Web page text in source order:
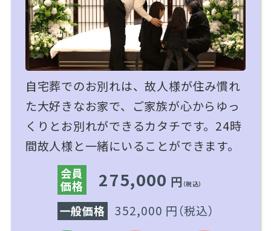
自宅葬でのお別れは、故人様が住み慣れ
た大好きなお家で、ご家族が心からゆっ
くりとお別れができるカタチです。24時
間故人様と一緒にいることができます。
会員
価格
275,000 円 （税込）
一般価格 352,000 円 （税込）